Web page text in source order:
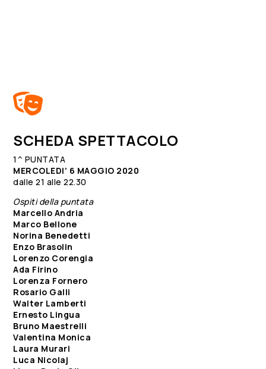

SCHEDA SPETTACOLO
1^ PUNTATA
MERCOLEDI’ 6 MAGGIO 2020
dalle 21 alle 22.30
Ospiti della puntata
Marcello Andria
Marco Bellone
Norina Benedetti
Enzo Brasolin
Lorenzo Corengia
Ada Firino
Lorenza Fornero
Rosario Galli
Walter Lamberti
Ernesto Lingua
Bruno Maestrelli
Valentina Monica
Laura Murari
Luca Nicolaj